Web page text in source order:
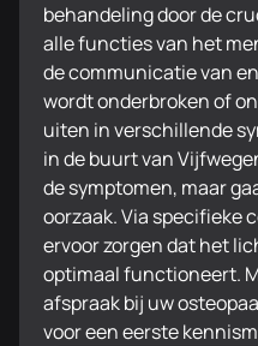
behandeling door de
alle functies van het
de communicatie van
wordt onderbroken of
uiten in verschillende
in de buurt van
de symptomen, maar
oorzaak. Via specifieke
ervoor zorgen dat het
optimaal functioneert.
afspraak bij uw
voor een eerste